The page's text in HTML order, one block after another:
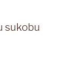
sukobu